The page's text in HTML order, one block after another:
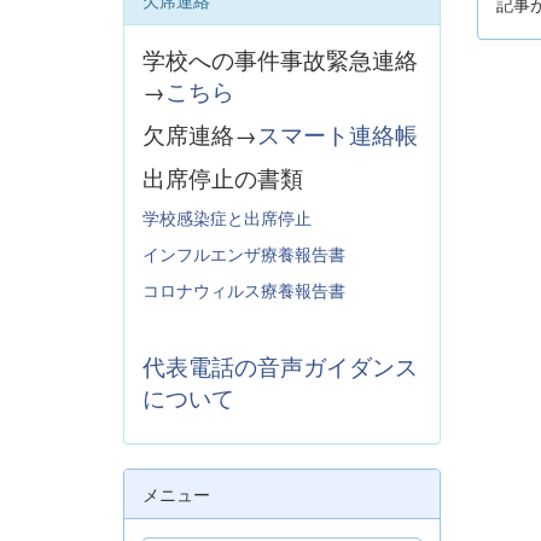
学校への事件事故緊急連絡
→こちら
欠席連絡→スマート連絡帳
出席停止の書類
学校感染症と出席停止
インフルエンザ療養報告書
コロナウィルス療養報告書
代表電話の音声ガイダンス
について
メニュー